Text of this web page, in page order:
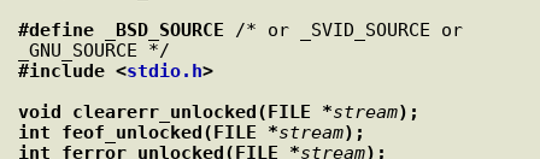
#define _BSD_SOURCE /* or _SVID_SOURCE or
#include <stdio.h>
void clearerr_unlocked(FILE *stream);
int feof_unlocked(FILE *stream);
int ferror_unlocked(FILE *stream);